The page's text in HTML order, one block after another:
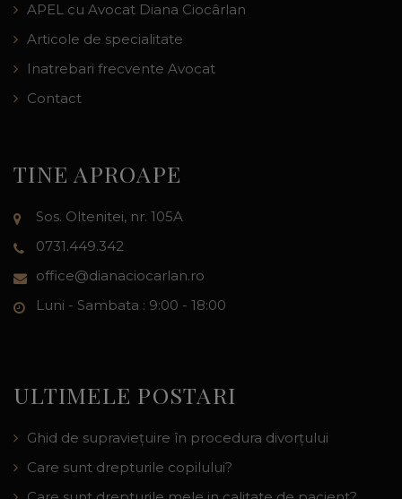
APEL cu Avocat Diana Ciocârlan
Articole de specialitate
Inatrebari frecvente Avocat
Contact
TINE APROAPE
Sos. Oltenitei, nr. 105A
0731.449.342
office@dianaciocarlan.ro
Luni - Sambata : 9:00 - 18:00
ULTIMELE POSTARI
Ghid de supraviețuire în procedura divorțului
Care sunt drepturile copilului?